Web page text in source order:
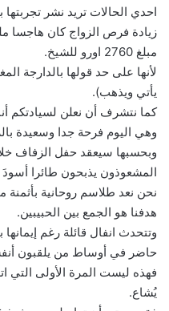
احدي الحالات تريد نشر تجربتها
زيادة فرص الزواج كان هاجسا
مبلغ 2760 اورو للشيخ.
لأنها على حد قولها بالدارجة
يأتي ويذهب).
كما نتشرف أن نعلن لسيادتكم
وهي اليوم فرحة جدا وسعيدة
وبحسبها سيعقد حفل الزفاف
المشعوذون يذبحون طائرا
هدفنا هو الجمع بين الحبيبين.
وتتحدث انفال قائلة رغم
حاضر في أوساط من يلقبون
فهذه ليست المرة الأولى التي
يُشاع.